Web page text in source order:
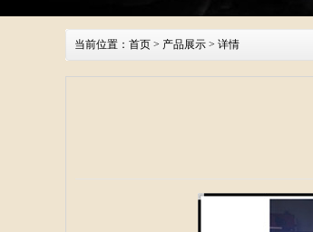
当前位置： 首页 > 产品展示 > 详情